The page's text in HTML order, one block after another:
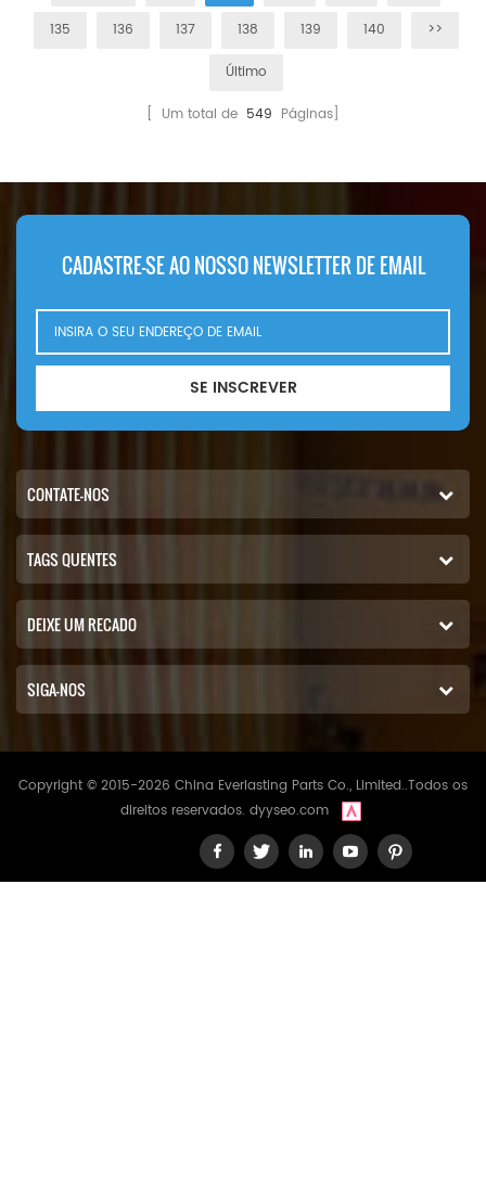
135 136 137 138 139 140 >>
Último
[ Um total de 549 Páginas]
CADASTRE-SE AO NOSSO NEWSLETTER DE EMAIL
SE INSCREVER
CONTATE-NOS
TAGS QUENTES
DEIXE UM RECADO
SIGA-NOS
Copyright © 2015-2026 China Everlasting Parts Co., Limited..Todos os
direitos reservados. dyyseo.com